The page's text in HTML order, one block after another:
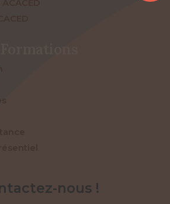
nous !